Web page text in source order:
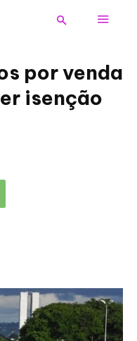
por venda
isenção